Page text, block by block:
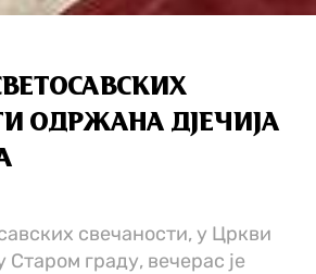
ОДРЖАНА ДЈЕЧИЈА
свечаности, у Цркви
Старом граду, вечерас је